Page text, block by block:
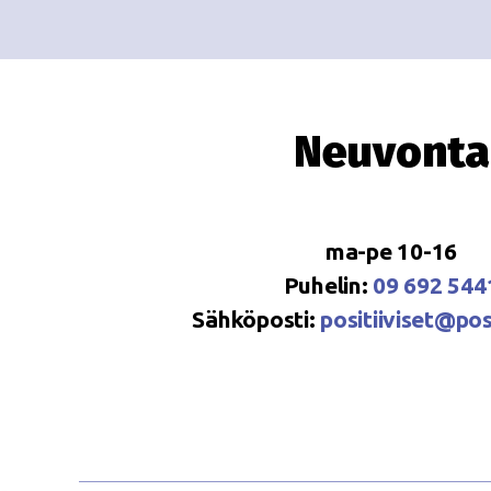
Neuvonta
ma-pe 10-16
Puhelin: 09 692
Sähköposti: